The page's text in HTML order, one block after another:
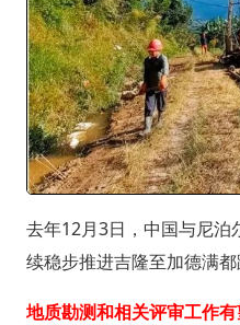
去年12月3日，中国与尼泊
续稳步推进吉隆至加德满都
地质勘测和相关评审工作